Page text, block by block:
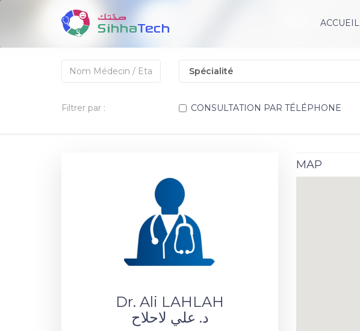
ACCUEIL
Filtrer par : CONSULTATION PAR TÉLÉPHONE
Dr. Ali LAHLAH
د. علي لاحلاح
MAP